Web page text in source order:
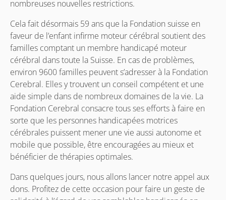
nombreuses nouvelles restrictions.
Cela fait désormais 59 ans que la Fondation suisse en
faveur de l’enfant infirme moteur cérébral soutient des
familles comptant un membre handicapé moteur
cérébral dans toute la Suisse. En cas de problèmes,
environ 9600 familles peuvent s’adresser à la Fondation
Cerebral. Elles y trouvent un conseil compétent et une
aide simple dans de nombreux domaines de la vie. La
Fondation Cerebral consacre tous ses efforts à faire en
sorte que les personnes handicapées motrices
cérébrales puissent mener une vie aussi autonome et
mobile que possible, être encouragées au mieux et
bénéficier de thérapies optimales.
Dans quelques jours, nous allons lancer notre appel aux
dons. Profitez de cette occasion pour faire un geste de